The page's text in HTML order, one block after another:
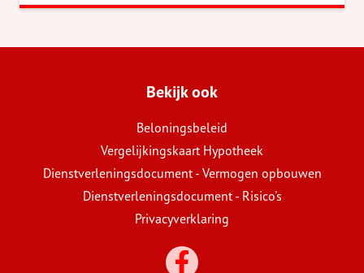
Bekijk ook
Beloningsbeleid
Vergelijkingskaart Hypotheek
Dienstverleningsdocument - Vermogen opbouwen
Dienstverleningsdocument - Risico's
Privacyverklaring